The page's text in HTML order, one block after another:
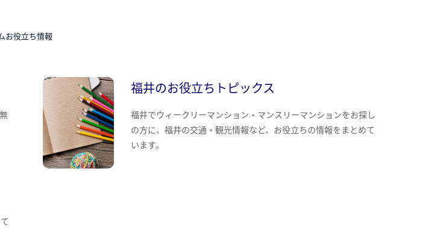
お役立ち情報
福井のお役立ちトピックス
福井でウィークリーマンション・マンスリーマンションをお探し
の方に、福井の交通・観光情報など、お役立ちの情報をまとめて
います。